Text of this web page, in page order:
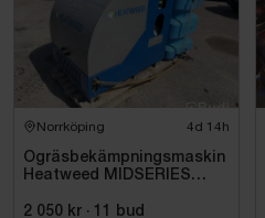
Norrköping 4d 14h
Ogräsbekämpningsmaskin
Heatweed MIDSERIES
2 050 kr · 11 bud